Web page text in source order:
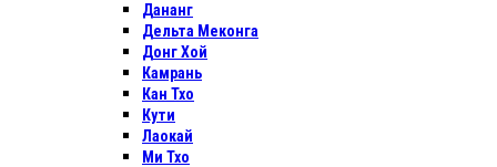
Дананг
Дельта Меконга
Донг Хой
Камрань
Кан Тхо
Кути
Лаокай
Ми Тхо